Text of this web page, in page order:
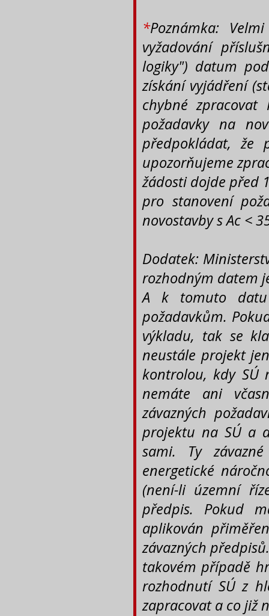
*Poznámka:
vyžadování
logiky") datum
získání vyjádření
chybné
požadavky na
předpokládat, že
upozorňujeme
žádosti dojde před
pro stanovení
novostavby s Ac <
Dodatek:
rozhodným datem
A k tomuto
požadavkům.
výkladu, tak se
neustále projekt
kontrolou, kdy SÚ
nemáte ani
závazných
projektu na SÚ a
sami. Ty
energetické
(není-li územní
předpis. Pokud
aplikován
závazných
takovém případě
rozhodnutí SÚ z
zapracovat a co již